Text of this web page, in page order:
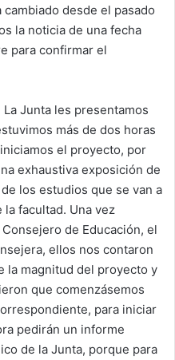
desde el pasado
la noticia de una fecha
para confirmar el
Junta les presentamos
más de dos horas
el proyecto, por
exhaustiva exposición de
los estudios que se van a
facultad. Una vez
de Educación, el
ellos nos contaron
la magnitud del proyecto y
que comenzásemos
para iniciar
pedirán un informe
de la Junta, porque para